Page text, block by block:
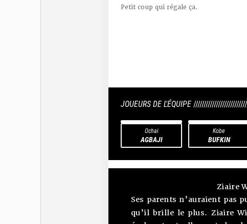
Petit coup qui régale ça.
JOUEURS DE L'ÉQUIPE
Ochai
AGBAJI
Kobe
BUFKIN
Ziaire
Ses parents n’auraient pas
qu’il brille le plus. Ziaire